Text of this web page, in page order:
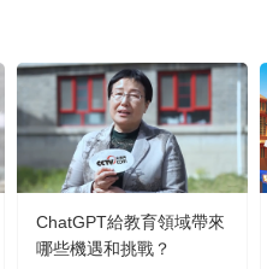
ChatGPT給教育領域帶來
哪些機遇和挑戰？